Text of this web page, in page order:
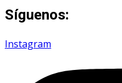
Síguenos:
Instagram